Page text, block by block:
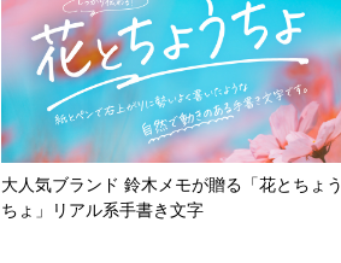
大人気ブランド 鈴木メモが贈る「花とちょう
ちょ」リアル系手書き文字